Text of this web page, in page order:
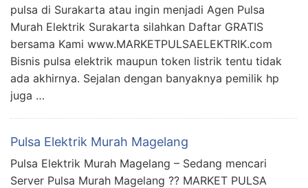
pulsa di Surakarta atau ingin menjadi Agen Pulsa
Murah Elektrik Surakarta silahkan Daftar GRATIS
bersama Kami www.MARKETPULSAELEKTRIK.com
Bisnis pulsa elektrik maupun token listrik tentu tidak
ada akhirnya. Sejalan dengan banyaknya pemilik hp
juga …
Pulsa Elektrik Murah Magelang
Pulsa Elektrik Murah Magelang – Sedang mencari
Server Pulsa Murah Magelang ?? MARKET PULSA